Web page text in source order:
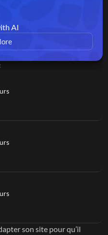
AI
son site pour qu’il